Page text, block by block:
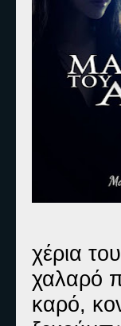
χέρια
χαλαρό
καρό,